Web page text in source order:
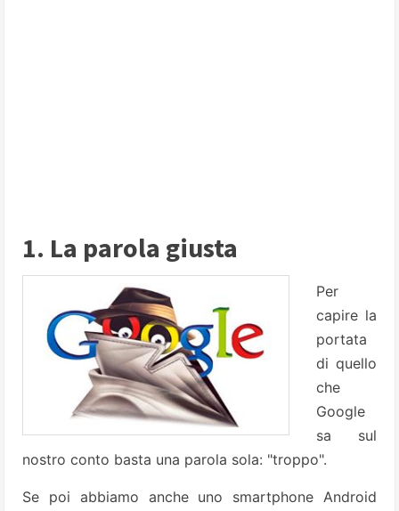
1. La parola giusta
Per
capire la
portata
di quello
che
Google
sa sul
nostro conto basta una parola sola: "troppo".
Se poi abbiamo anche uno smartphone Android